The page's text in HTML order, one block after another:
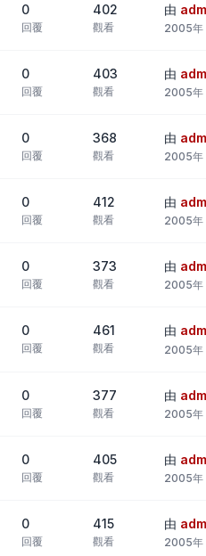
0
回覆
402
觀看
由
2005年
0
回覆
403
觀看
由
2005年
0
回覆
368
觀看
由
2005年
0
回覆
412
觀看
由
2005年
0
回覆
373
觀看
由
2005年
0
回覆
461
觀看
由
2005年
0
回覆
377
觀看
由
2005年
0
回覆
405
觀看
由
2005年
0
回覆
415
觀看
由
2005年